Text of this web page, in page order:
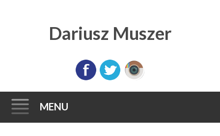
Dariusz Muszer
MENU